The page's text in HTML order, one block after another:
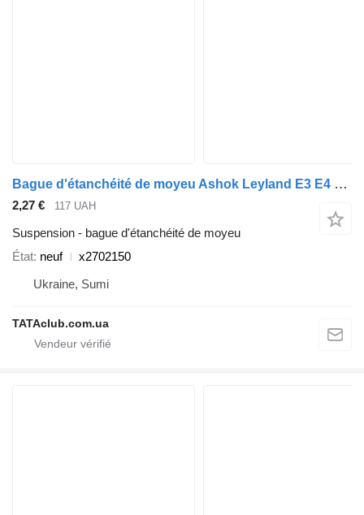
Bague d'étanchéité de moyeu Ashok Leyland E3 E4 E5 x2702150 pour bus Ashok Leyland
2,27 € 117 UAH
Suspension - bague d'étanchéité de moyeu
État neuf
x2702150
Ukraine, Sumi
TATAclub.com.ua